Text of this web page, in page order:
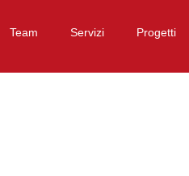
Team Servizi Progetti